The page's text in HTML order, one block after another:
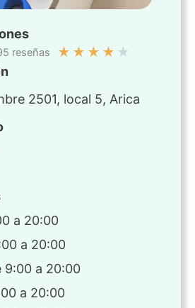
reseñas ★ ★ ★ ★ ★
2501, local 5, Arica
a 20:00
a 20:00
9:00 a 20:00
a 20:00